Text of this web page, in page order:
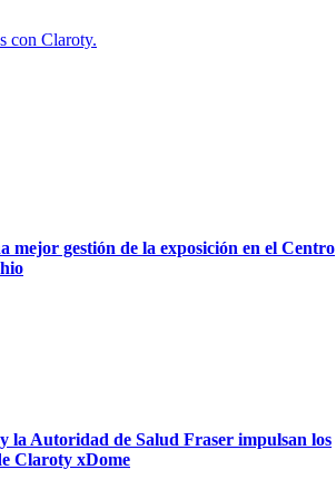
con Claroty.
gestión de la exposición en el Centro
la Autoridad de Salud Fraser impulsan los
Claroty xDome